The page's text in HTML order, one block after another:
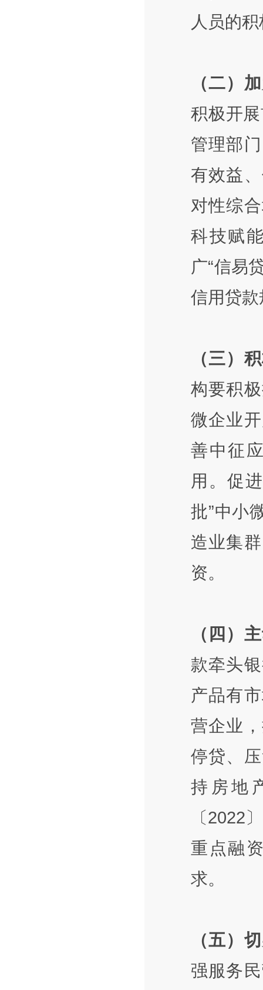
人员的
（二）
积极开
管理部
有效益
对性综
科技赋
广“信易
信用贷
（三）
构要积
微企业
善中征
用。促
批”中小
造业集
资。
（四）
款牵头
产品有
营企业
停贷、
持房地
〔2022
重点融
求。
（五）
强服务